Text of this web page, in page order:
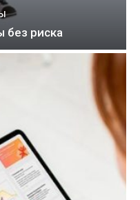
без риска